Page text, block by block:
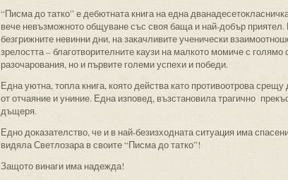
“Писма до татко” е дебютната книга на една
вече невъзможното общуване със своя баща и най-добър приятел.
безгрижните невинни дни, на закачливите ученически
зрелостта – благотворителните каузи на малкото момиче с
разочарования, но и първите големи успехи и победи.
Една уютна, топла книга, която действа като противоотрова
от отчаяние и униние. Една изповед, възстановила трагично
дъщеря.
Едно доказателство, че и в най-безизходната ситуация има
видяла Светлозара в своите “Писма до татко”!
Защото винаги има надежда!